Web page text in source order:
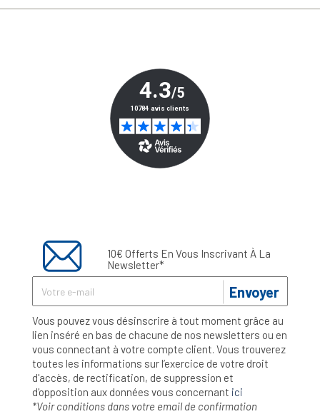
10€ Offerts En Vous Inscrivant À La
Newsletter*
Envoyer
Vous pouvez vous désinscrire à tout moment grâce au
lien inséré en bas de chacune de nos newsletters ou en
vous connectant à votre compte client. Vous trouverez
toutes les informations sur l’exercice de votre droit
d'accès, de rectification, de suppression et
d'opposition aux données vous concernant ici
*Voir conditions dans votre email de confirmation